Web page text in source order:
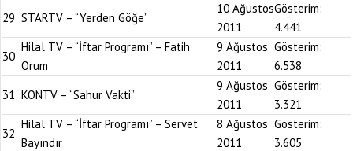
29 STARTV – “Yerden Göğe”
10 Ağustos
2011
Gösterim:
4.441
30
Hilal TV – “İftar Programı” – Fatih
Orum
9 Ağustos
2011
Gösterim:
6.538
31 KONTV – “Sahur Vakti”
9 Ağustos
2011
Gösterim:
3.321
32
Hilal TV – “İftar Programı” – Servet
Bayındır
8 Ağustos
2011
Gösterim:
3.605